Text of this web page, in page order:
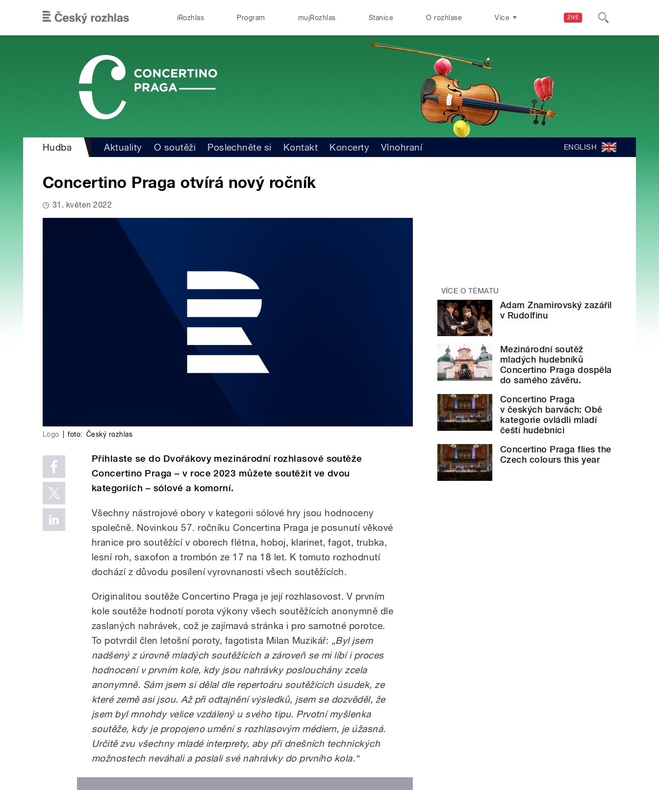
ŽIVĚ
iRozhlas Program mujRozhlas Stanice O rozhlase Více
Hudba Aktuality O soutěži Poslechněte si Kontakt Koncerty Vlnohraní ENGLISH
Concertino Praga otvírá nový ročník
31. květen 2022
Logo foto: Český rozhlas
Přihlaste se do Dvořákovy mezinárodní rozhlasové soutěže
Concertino Praga – v roce 2023 můžete soutěžit ve dvou
kategoriích – sólové a komorní.
Všechny nástrojové obory v kategorii sólové hry jsou hodnoceny
společně. Novinkou 57. ročníku Concertina Praga je posunutí věkové
hranice pro soutěžící v oborech flétna, hoboj, klarinet, fagot, trubka,
lesní roh, saxofon a trombón ze 17 na 18 let. K tomuto rozhodnutí
dochází z důvodu posílení vyrovnanosti všech soutěžících.
Originalitou soutěže Concertino Praga je její rozhlasovost. V prvním
kole soutěže hodnotí porota výkony všech soutěžících anonymně dle
zaslaných nahrávek, což je zajímavá stránka i pro samotné porotce.
To potvrdil člen letošní poroty, fagotista Milan Muzikář: „Byl jsem
nadšený z úrovně mladých soutěžících a zároveň se mi líbí i proces
hodnocení v prvním kole, kdy jsou nahrávky poslouchány zcela
anonymně. Sám jsem si dělal dle repertoáru soutěžících úsudek, ze
které země asi jsou. Až při odtajnění výsledků, jsem se dozvěděl, že
jsem byl mnohdy velice vzdálený u svého tipu. Prvotní myšlenka
soutěže, kdy je propojeno umění s rozhlasovým médiem, je úžasná.
Určitě zvu všechny mladé interprety, aby při dnešních technických
možnostech neváhali a poslali své nahrávky do prvního kola.“
VÍCE O TÉMATU
Adam Znamirovský zazářil
v Rudolfinu
Mezinárodní soutěž
mladých hudebníků
Concertino Praga dospěla
do samého závěru.
Concertino Praga
v českých barvách: Obě
kategorie ovládli mladí
čeští hudebníci
Concertino Praga flies the
Czech colours this year